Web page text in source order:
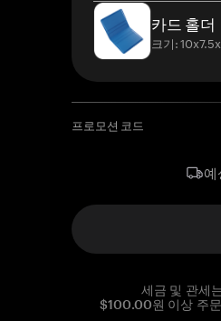
카드 홀더
크기:
프로모션 코드
예
세금 및 관세
$100.00원 이상 주